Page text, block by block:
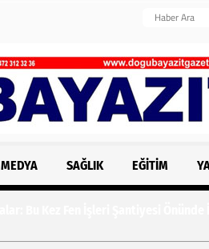
MEDYA SAĞLIK EĞITIM